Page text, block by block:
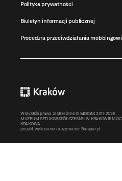
Polityka prywatności
Biuletyn informacji publicznej
Procedura przeciwdziałania
Wszystkie prawa zastrzeżone © MOCAK 2011-2026
MUZEUM SZTUKI WSPÓŁCZESNEJ W KRAKOWIE
KRAKOWA
projekt, wykonanie i utrzymanie: Bonjour.pl